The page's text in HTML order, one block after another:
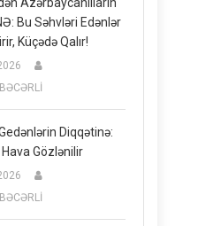
Bu Səhvləri Edənlər
Küçədə Qalır!
Diqqətinə:
Gözlənilir